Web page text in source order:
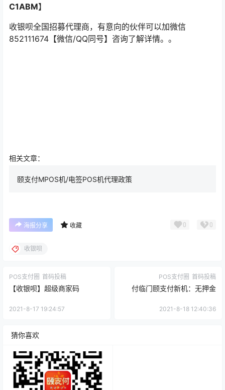
C1ABM】
收银呗全国招募代理商，有意向的伙伴可以加微信
852111674【微信/QQ同号】咨询了解详情。。
相关文章：
颐支付MPOS机/电签POS机代理政策
海报分享 收藏 0 0
收银呗
POS支付圈 首码投稿
【收银呗】超级商家码
2021-8-17 19:24:57
POS支付圈 首码投稿
付临门颐支付新机：无押金
2021-8-18 12:40:36
猜你喜欢